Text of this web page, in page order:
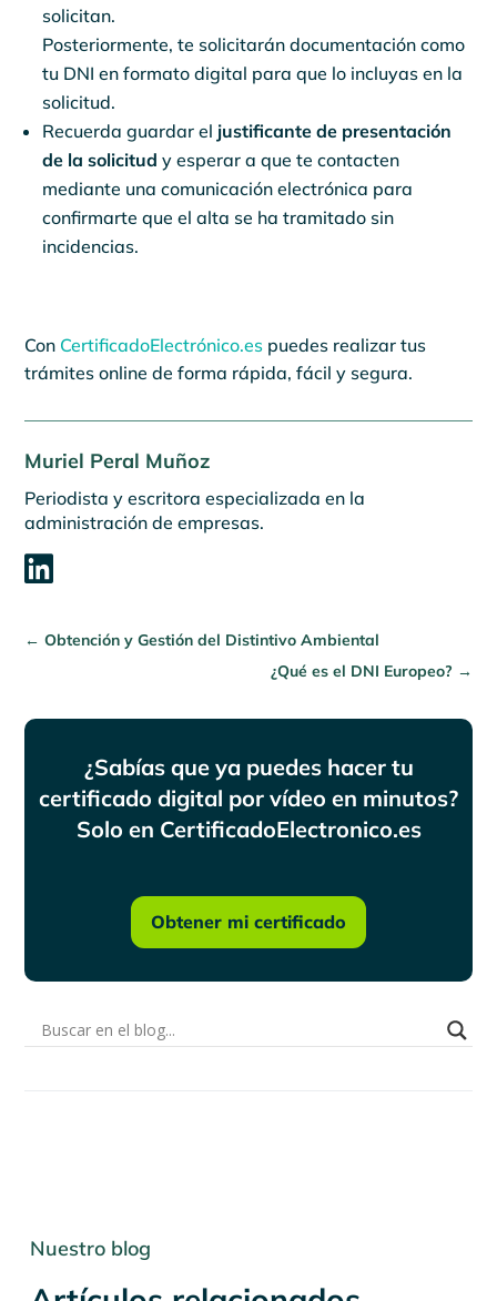
solicitan.
Posteriormente, te solicitarán documentación como
tu DNI en formato digital para que lo incluyas en la
solicitud.
Recuerda guardar el justificante de presentación
de la solicitud y esperar a que te contacten
mediante una comunicación electrónica para
confirmarte que el alta se ha tramitado sin
incidencias.
Con CertificadoElectrónico.es puedes realizar tus
trámites online de forma rápida, fácil y segura.
Muriel Peral Muñoz
Periodista y escritora especializada en la
administración de empresas.

←Obtención y Gestión del Distintivo Ambiental
¿Qué es el DNI Europeo? →
¿Sabías que ya puedes hacer tu
certificado digital por vídeo en minutos?
Solo en CertificadoElectronico.es
Obtener mi certificado
Nuestro blog